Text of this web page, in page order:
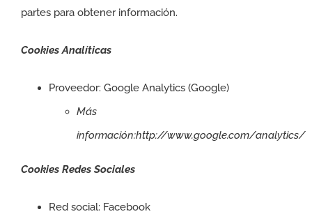
partes para obtener información.
Cookies Analíticas
Proveedor: Google Analytics (Google)
Más
información:http://www.google.com/analytics/
Cookies Redes Sociales
Red social: Facebook